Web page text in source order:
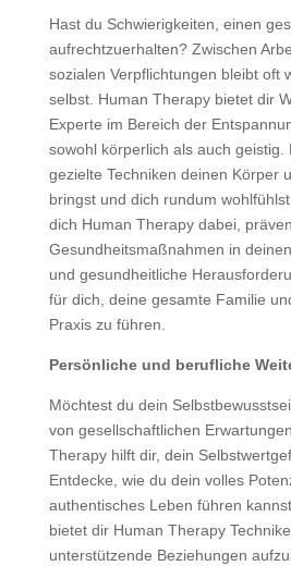
Hast du Schwierigkeiten, einen
aufrechtzuerhalten? Zwischen
sozialen Verpflichtungen bleibt oft
selbst. Human Therapy bietet dir
Experte im Bereich der
sowohl körperlich als auch geistig.
gezielte Techniken deinen Körper
bringst und dich rundum
dich Human Therapy dabei,
Gesundheitsmaßnahmen in
und gesundheitliche
für dich, deine gesamte Familie
Praxis zu führen.
Persönliche und berufliche
Möchtest du dein
von gesellschaftlichen
Therapy hilft dir, dein
Entdecke, wie du dein volles
authentisches Leben führen
bietet dir Human Therapy
unterstützende Beziehungen